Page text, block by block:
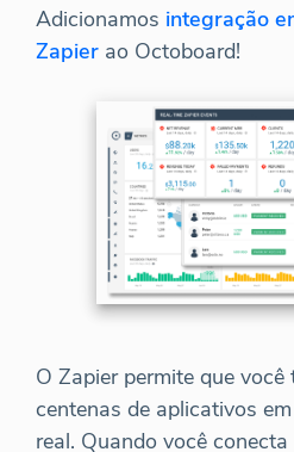
Adicionamos integração
Zapier ao Octoboard!
O Zapier permite que
centenas de aplicativos
real. Quando você